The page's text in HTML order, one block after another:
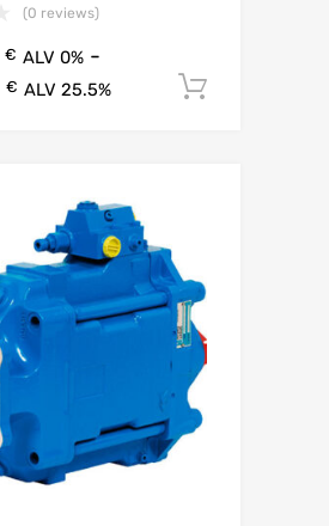
(0 reviews)
€ ALV 0% -
€ ALV 25.5%